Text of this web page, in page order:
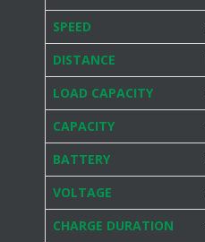
SPEED
DISTANCE
LOAD CAPACITY
CAPACITY
BATTERY
VOLTAGE
CHARGE DURATION